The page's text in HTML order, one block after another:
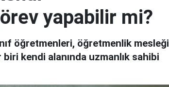
yapabilir mi?
öğretmenleri, öğretmenlik mesleği
kendi alanında uzmanlık sahibi